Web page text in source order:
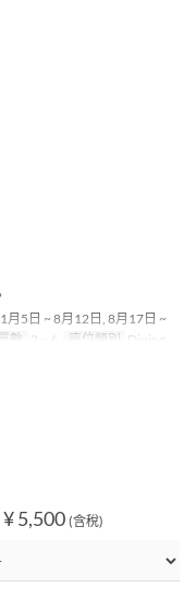
5日 ~ 8月12日, 8月17日 ~
數 2 ~ 6 座位類別 Dining
¥ 5,500 (含稅)